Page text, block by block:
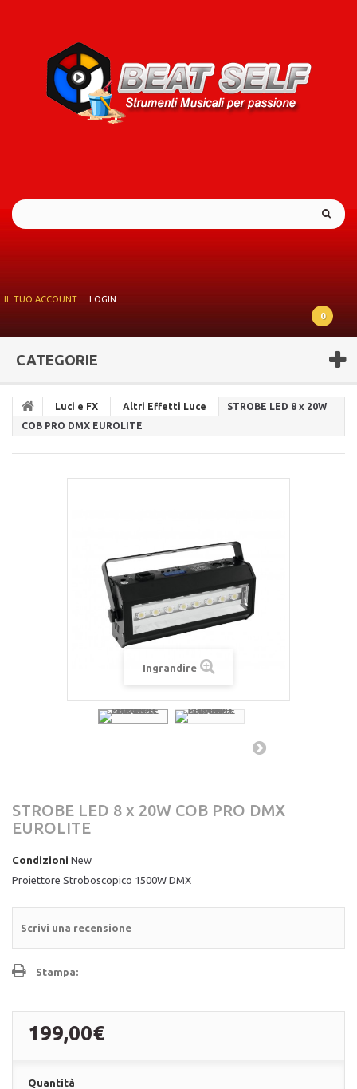
IL TUO ACCOUNT
LOGIN
0
CATEGORIE
Luci e FX Altri Effetti Luce
STROBE LED 8 x 20W
COB PRO DMX EUROLITE
Ingrandire
STROBE LED 8 x 20W COB PRO DMX
EUROLITE
Condizioni New
Proiettore Stroboscopico 1500W DMX
Scrivi una recensione
Stampa:
199,00€
Quantità